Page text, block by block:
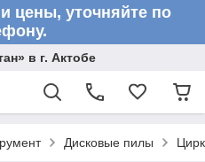
цены, уточняйте по
в г. Актобе
Дисковые пилы